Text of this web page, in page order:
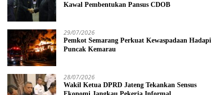
Kawal Pembentukan Pansus CDOB
29/07/2026
Pemkot Semarang Perkuat Kewaspadaan Hadapi
Puncak Kemarau
28/07/2026
Wakil Ketua DPRD Jateng Tekankan Sensus